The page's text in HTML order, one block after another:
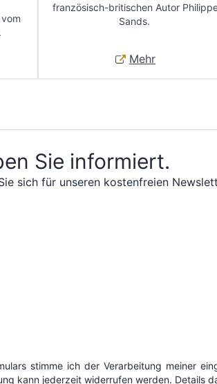
französisch-britischen Autor
Sands.
Mehr
Sie informiert.
sich für unseren kostenfreien